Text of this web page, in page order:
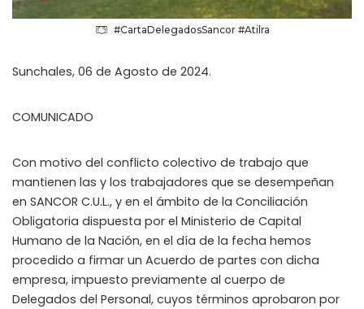
#CartaDelegadosSancor #Atilra
Sunchales, 06 de Agosto de 2024.
COMUNICADO
Con motivo del conflicto colectivo de trabajo que
mantienen las y los trabajadores que se desempeñan
en SANCOR C.U.L., y en el ámbito de la Conciliación
Obligatoria dispuesta por el Ministerio de Capital
Humano de la Nación, en el día de la fecha hemos
procedido a firmar un Acuerdo de partes con dicha
empresa, impuesto previamente al cuerpo de
Delegados del Personal, cuyos términos aprobaron por